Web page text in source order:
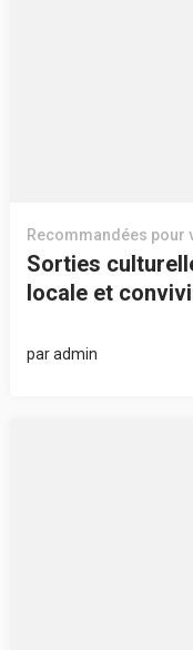
Recommandées pour
Sorties
locale et
paradmin